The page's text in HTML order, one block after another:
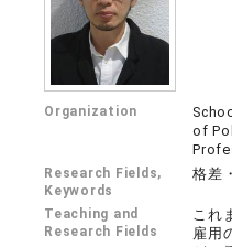
Organization
of
Research Fields,
Keywords
格差
Teaching and
Research Fields
これ
雇用